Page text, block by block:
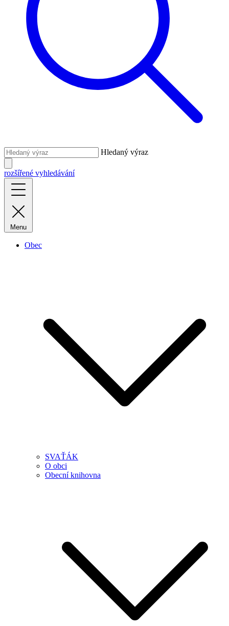
Hledaný výraz
rozšířené vyhledávání
Menu
Obec
SVAŤÁK
O obci
Obecní knihovna